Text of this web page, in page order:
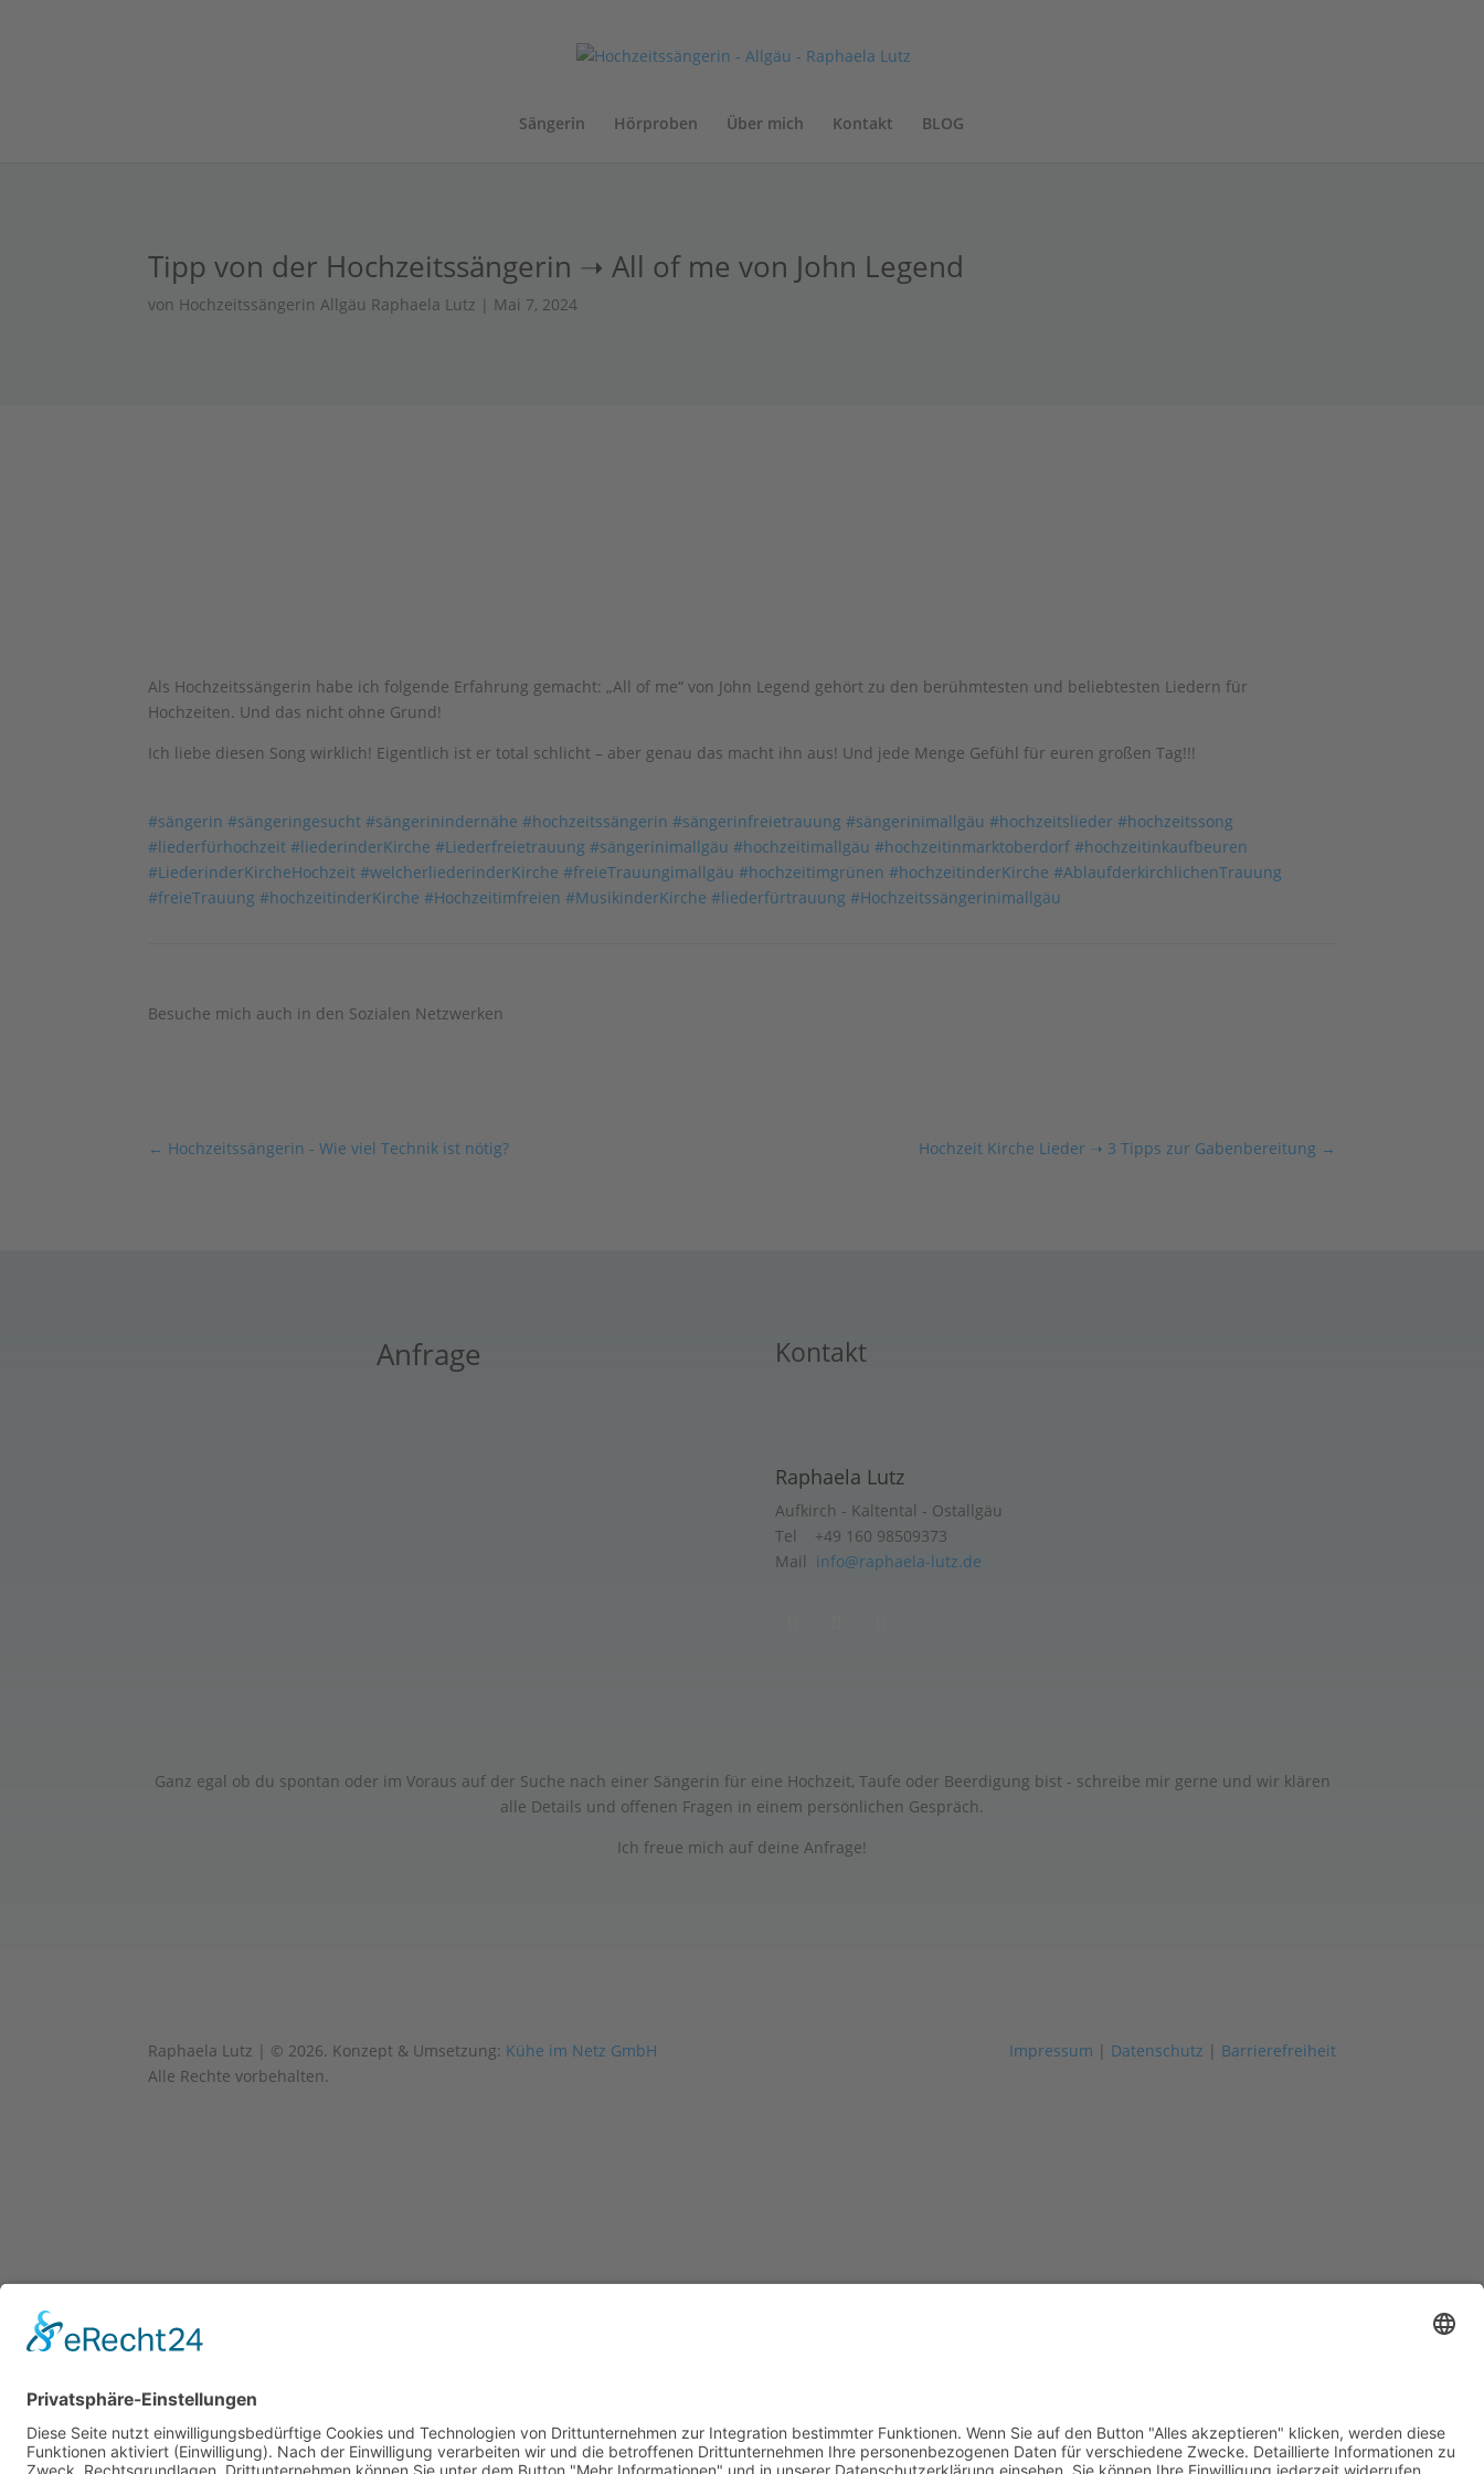
Sängerin Hörproben Über mich Kontakt BLOG
Tipp von der Hochzeitssängerin ➝ All of me von John Legend
von Hochzeitssängerin Allgäu Raphaela Lutz | Mai 7, 2024
Als Hochzeitssängerin habe ich folgende Erfahrung gemacht: „All of me“ von John Legend gehört zu den berühmtesten und beliebtesten Liedern für
Hochzeiten. Und das nicht ohne Grund!
Ich liebe diesen Song wirklich! Eigentlich ist er total schlicht – aber genau das macht ihn aus! Und jede Menge Gefühl für euren großen Tag!!!
#sängerin #sängeringesucht #sängerinindernähe #hochzeitssängerin #sängerinfreietrauung #sängerinimallgäu #hochzeitslieder #hochzeitssong
#liederfürhochzeit #liederinderKirche #Liederfreietrauung #sängerinimallgäu #hochzeitimallgäu #hochzeitinmarktoberdorf #hochzeitinkaufbeuren
#LiederinderKircheHochzeit #welcherliederinderKirche #freieTrauungimallgäu #hochzeitimgrünen #hochzeitinderKirche #AblaufderkirchlichenTrauung
#freieTrauung #hochzeitinderKirche #Hochzeitimfreien #MusikinderKirche #liederfürtrauung #Hochzeitssängerinimallgäu
Besuche mich auch in den Sozialen Netzwerken
← Hochzeitssängerin - Wie viel Technik ist nötig? Hochzeit Kirche Lieder ➝ 3 Tipps zur Gabenbereitung →
Anfrage Kontakt
Raphaela Lutz
Aufkirch - Kaltental - Ostallgäu
Tel +49 160 98509373
Mail info@raphaela-lutz.de
Ganz egal ob du spontan oder im Voraus auf der Suche nach einer Sängerin für eine Hochzeit, Taufe oder Beerdigung bist - schreibe mir gerne und wir klären
alle Details und offenen Fragen in einem persönlichen Gespräch.
Ich freue mich auf deine Anfrage!
Raphaela Lutz | © 2026. Konzept & Umsetzung: Kühe im Netz GmbH
Alle Rechte vorbehalten.
Impressum | Datenschutz | Barrierefreiheit